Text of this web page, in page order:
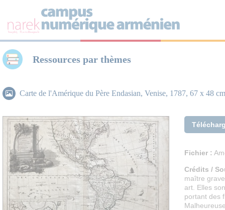
Ressources par thèmes
Carte de l'Amérique du Père Endasian, Venise, 1787, 67 x 48 cm
Fichier :
Crédits /
maître
art. Elles
portant des